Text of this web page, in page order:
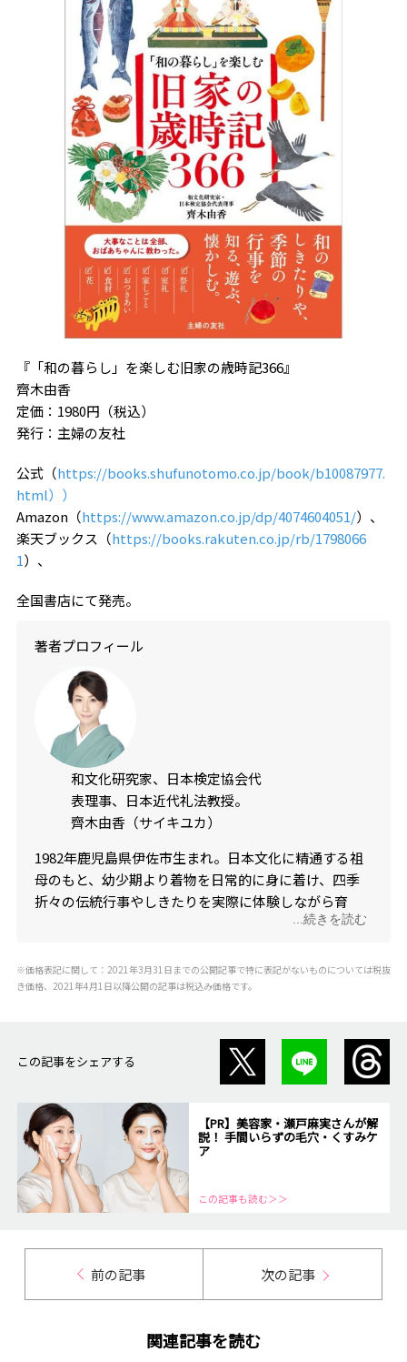
『「和の暮らし」を楽しむ旧家の歳時記366』
齊木由香
定価：1980円（税込）
発行：主婦の友社
公式（https://books.shufunotomo.co.jp/book/b10087977.
html））
Amazon（https://www.amazon.co.jp/dp/4074604051/）、
楽天ブックス（https://books.rakuten.co.jp/rb/1798066
1）、
全国書店にて発売。
著者プロフィール
和文化研究家、日本検定協会代
表理事、日本近代礼法教授。
齊木由香（サイキユカ）
1982年鹿児島県伊佐市生まれ。日本文化に精通する祖
母のもと、幼少期より着物を日常的に身に着け、四季
折々の伝統行事やしきたりを実際に体験しながら育
つ。大学で日本の衣食住の専攻し、2011年礼法の教授
専門家解説、ドラマやCMでの所作指導・現場監修ほ
か、企業向けのマナー研修などを積極的に行う。2024
しい知識を発信するプラットフォームをスタート。
...続きを読む
※価格表記に関して：2021年3月31日までの公開記事で特に表記がないものについては税抜
き価格、2021年4月1日以降公開の記事は税込み価格です。
この記事をシェアする
【PR】美容家・瀬戸麻実さんが解
説！ 手間いらずの毛穴・くすみケ
ア
この記事も読む＞＞
前の記事 次の記事
関連記事を読む